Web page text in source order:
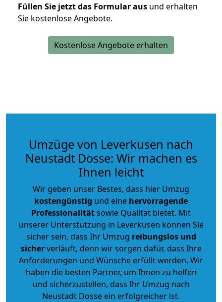
Füllen Sie jetzt das Formular aus und erhalten
Sie kostenlose Angebote.
Kostenlose Angebote erhalten
Umzüge von Leverkusen nach
Neustadt Dosse: Wir machen es
Ihnen leicht
Wir geben unser Bestes, dass hier Umzug
kostengünstig und eine hervorragende
Professionalitätsowie Qualität bietet. Mit
unserer Unterstützung in Leverkusen können Sie
sicher sein, dass Ihr Umzug reibungslos und
sicherverläuft, denn wir sorgen dafür, dass Ihre
Anforderungen und Wünsche erfüllt werden. Wir
haben die besten Partner, um Ihnen zu helfen
und sicherzustellen, dass Ihr Umzug nach
Neustadt Dosse ein erfolgreicher ist.